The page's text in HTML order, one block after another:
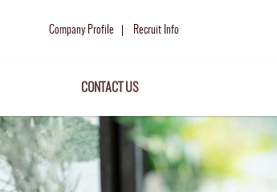
Company Profile Recruit Info
CONTACT US